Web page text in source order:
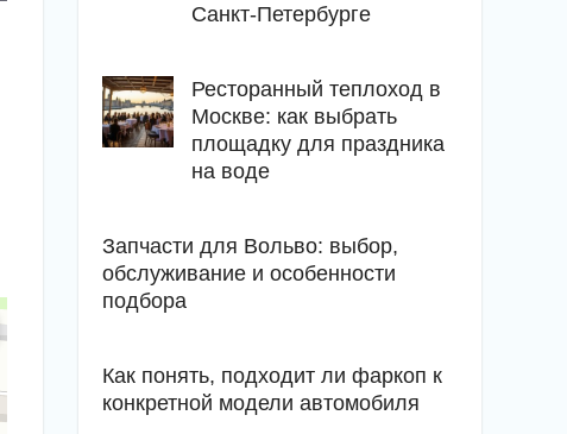
Санкт-Петербурге
Ресторанный теплоход в
Москве: как выбрать
площадку для праздника
на воде
Запчасти для Вольво: выбор,
обслуживание и особенности
подбора
Как понять, подходит ли фаркоп к
конкретной модели автомобиля